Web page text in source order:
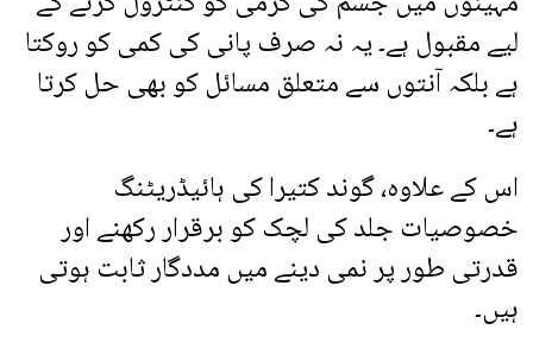
لیے مقبول ہے۔ یہ نہ صرف پانی کی کمی کو روکتا
ہے بلکہ آنتوں سے متعلق مسائل کو بھی حل کرتا
ہے۔
اس کے علاوہ، گوند کتیرا کی ہائیڈریٹنگ
خصوصیات جلد کی لچک کو برقرار رکھنے اور
قدرتی طور پر نمی دینے میں مددگار ثابت ہوتی
ہیں۔